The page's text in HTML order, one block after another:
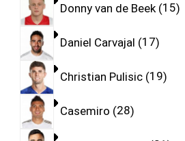
Donny van de Beek 15
Daniel Carvajal 17
Christian Pulisic 19
Casemiro 28